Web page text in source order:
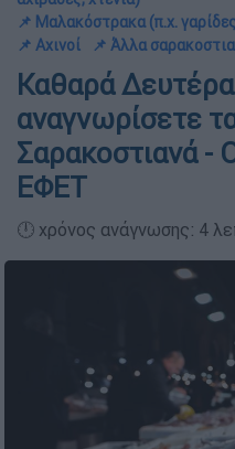
📌 Μαλακόστρακα (π.χ.
📌 Αχινοί
📌 Άλλα
Καθαρά
αναγνωρίσετε
Σαρακοστιανά -
ΕΦΕΤ
🕛 χρόνος ανάγνωσης: 4